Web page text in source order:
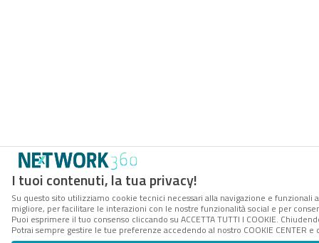
I tuoi contenuti, la tua privacy!
Su questo sito utilizziamo cookie tecnici necessari alla navigazione e
migliore, per facilitare le interazioni con le nostre funzionalità social e per
Puoi esprimere il tuo consenso cliccando su ACCETTA TUTTI I COOKIE.
Potrai sempre gestire le tue preferenze accedendo al nostro COOKIE